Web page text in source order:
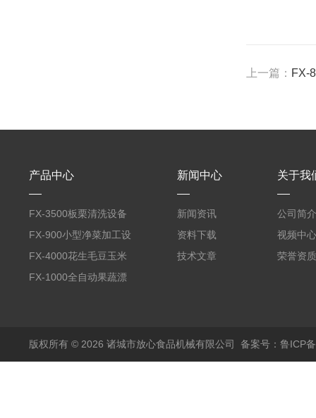
上一篇： FX-
产品中心
FX-3500板栗清洗设备
全自动气泡清洗机
FX-900小型净菜加工设
备野菜清洗机
FX-4000花生毛豆玉米
蒸煮漂烫机
FX-1000全自动果蔬漂
新闻中心
新闻资讯
资料下载
技术文章
关于我
公司简介
视频中心
荣誉资质
版权所有 © 2026 诸城市放心食品机械有限公司 备案号：鲁ICP